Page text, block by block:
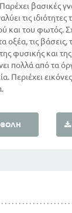
βασικές
τις
και του φωτός.
οξέα, τις
φυσικής και
πολλά από τα
Περιέχει